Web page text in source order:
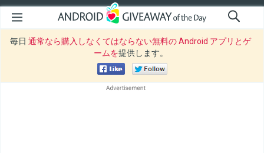
毎日 通常なら購入しなくてはならない無料の Android アプリとゲ
ームを提供します。